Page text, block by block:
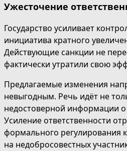
Ужесточение
Государство усиливает
инициатива кратного
Действующие санкции не
фактически утратили свою
Предлагаемые изменения
невыгодным. Речь идёт не
недостоверной информации о
Усиление ответственности
формального регулирования
на недобросовестных